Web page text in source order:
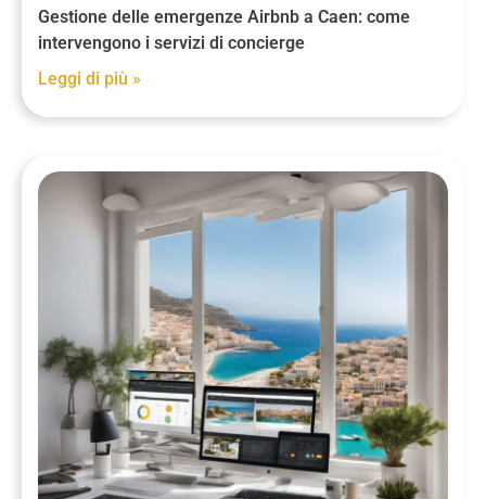
Gestione delle emergenze Airbnb a Caen: come
intervengono i servizi di concierge
Leggi di più »